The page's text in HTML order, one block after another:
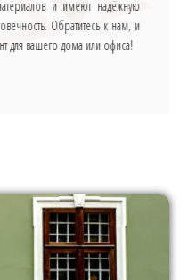
и имеют надёжную
Обратитесь к нам, и
для вашего дома или офиса!